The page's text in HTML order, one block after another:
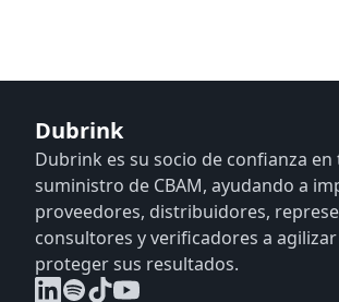
Dubrink
Dubrink es su socio de confianza en
suministro de CBAM, ayudando a
proveedores, distribuidores,
consultores y verificadores a
proteger sus resultados.